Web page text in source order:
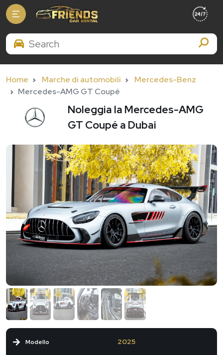
Search Brands
Home Marche di automobili
Mercedes-Benz
Mercedes-AMG GT Coupé
Noleggia la Mercedes-AMG
GT Coupé a Dubai
Modello 2025